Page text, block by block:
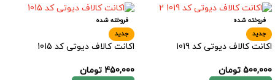
فروخته شده
جدید
اکانت کالاف دیوتی کد 1019
500,000 تومان
فروخته شده
جدید
اکانت کالاف دیوتی کد 1015
450,000 تومان